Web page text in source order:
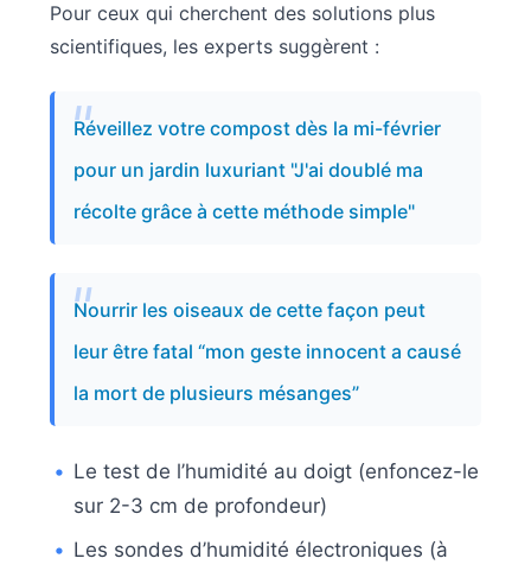
Pour ceux qui cherchent des solutions plus
scientifiques, les experts suggèrent :
Réveillez votre compost dès la mi-février
pour un jardin luxuriant "J'ai doublé ma
récolte grâce à cette méthode simple"
Nourrir les oiseaux de cette façon peut
leur être fatal “mon geste innocent a causé
la mort de plusieurs mésanges”
Le test de l’humidité au doigt (enfoncez-le
sur 2-3 cm de profondeur)
Les sondes d’humidité électroniques (à